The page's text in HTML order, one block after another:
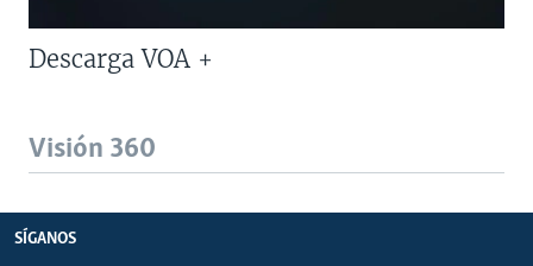
Descarga VOA +
Visión 360
SÍGANOS